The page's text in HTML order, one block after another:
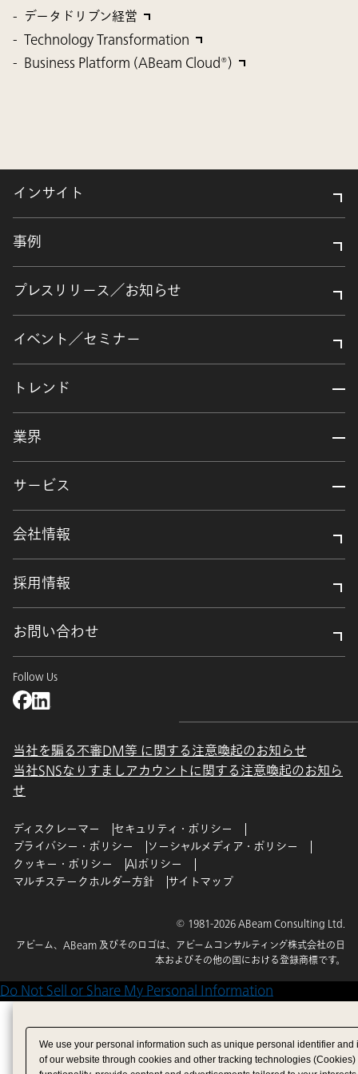
データドリブン経営
Technology Transformation
Business Platform (ABeam Cloud®)
インサイト
事例
プレスリリース／お知らせ
イベント／セミナー
トレンド
業界
サービス
会社情報
採用情報
お問い合わせ
Follow Us
当社を騙る不審DM等 に関する注意喚起のお知らせ
当社SNSなりすましアカウントに関する注意喚起のお知ら
せ
ディスクレーマー
セキュリティ・ポリシー
プライバシー・ポリシー
ソーシャルメディア・ポリシー
クッキー・ポリシー
AIポリシー
マルチステークホルダー方針
サイトマップ
© 1981-2026 ABeam Consulting Ltd.
アビーム、ABeam 及びそのロゴは、アビームコンサルティング株式会社の日
本およびその他の国における登録商標です。
Do Not Sell or Share My Personal Information
We use your personal information such as unique personal identifier
of our website through cookies and other tracking technologies